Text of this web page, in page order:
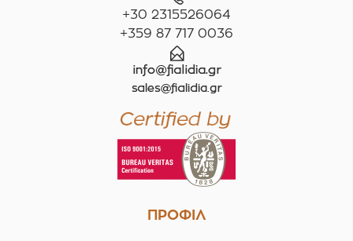
+30 2315526064
+359 87 717 0036
ΠΡΟΦΙΛ